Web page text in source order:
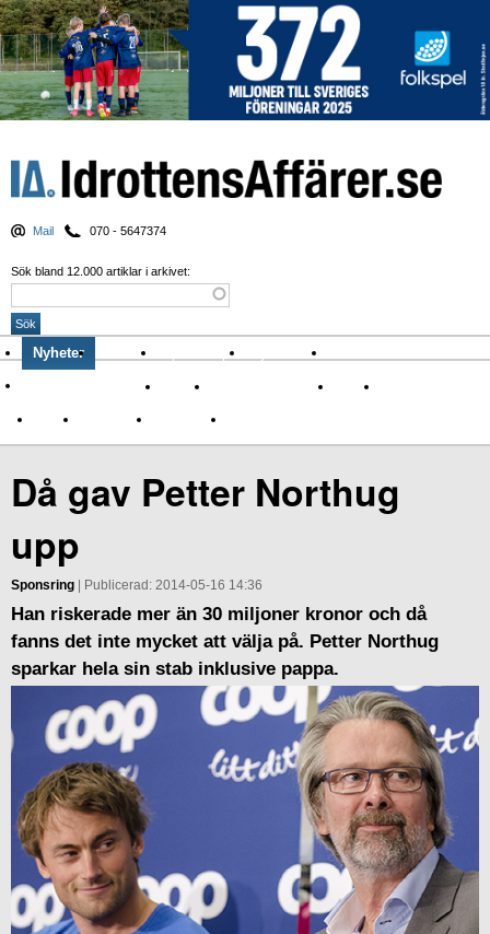
Mail 070 - 5647374
Sök bland 12.000 artiklar i arkivet:
Nyheter Krönikor Sport & spel Nyhetsbrev
Om Idrottens Affärer
Affärer I spåren av Corona Arena
Namn Sponsring TV-nyheter
Då gav Petter Northug
upp
Sponsring | Publicerad: 2014-05-16 14:36
Han riskerade mer än 30 miljoner kronor och då
fanns det inte mycket att välja på. Petter Northug
sparkar hela sin stab inklusive pappa.